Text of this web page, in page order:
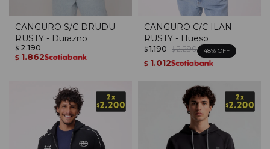
CANGURO S/C DRUDU
RUSTY - Durazno
$ 2.190
$ 1.862
CANGURO C/C ILAN
RUSTY - Hueso
$ 1.190 $ 2.290 48
$ 1.012